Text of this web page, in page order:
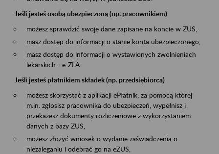
Jeśli jesteś osobą ubezpieczoną (np. pracownikiem)
możesz sprawdzić swoje dane zapisane na koncie w ZUS,
masz dostęp do informacji o stanie konta ubezpieczonego,
masz dostęp do informacji o wystawionych zwolnieniach
lekarskich - e-ZLA
Jeśli jesteś płatnikiem składek (np. przedsiębiorcą)
możesz skorzystać z aplikacji ePłatnik, za pomocą której
m.in. zgłosisz pracownika do ubezpieczeń, wypełnisz i
przekażesz dokumenty rozliczeniowe z wykorzystaniem
danych z bazy ZUS,
możesz złożyć wniosek o wydanie zaświadczenia o
niezaleganiu i odebrać go na eZUS,